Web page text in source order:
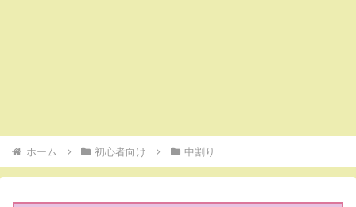
ホーム 初心者向け 中割り